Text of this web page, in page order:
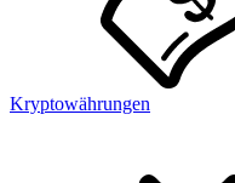
Kryptowährungen